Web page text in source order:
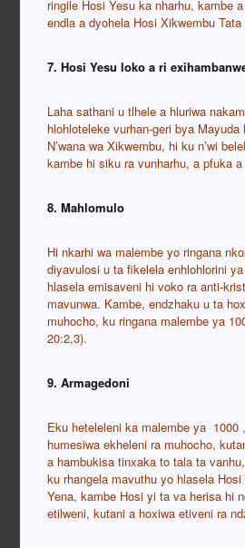
ringile Hosi Yesu ka nharhu, kambe
endla a dyohela Hosi Xikwembu
7. Hosi Yesu loko a ri
Laha sathani u tlhele a hluriwa
hlohloteleke vurhan-geri bya
N’wana wa Xikwembu, hi ku n’wi
kambe hi siku ra vunharhu, a pfuka
8. Mahlomulo
Hi nkarhi wa malembe yo ringana
diyavulosi u ta fikelela enhlohlorini
hlasela emisaveni hi voko ra anti-
mavunwa. Kambe, endzhaku u ta
muhocho, ku ringana malembe ya
20:2,3).
9. Armagedoni
Eku heteleleni ka malembe ya 1000
humesiwa ekheleni ra muhocho,
a hambukisa tinxaka to tala ta
ku rhangela mavuthu yo hlasela
Yena, kambe Hosi yi ta va herisa hi
etilweni, kutani a hoxiwa etiveni ra